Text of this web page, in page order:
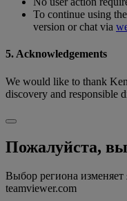
To continue using
version or chat via
5. Acknowledgements
We would like to thank
discovery and responsible
Пожалуйста,
Выбор региона
teamviewer.com